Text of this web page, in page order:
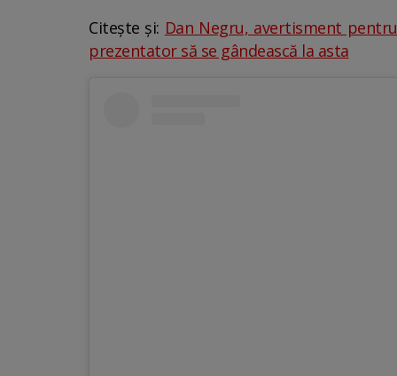
Citește și: Dan Negru, avertisment
prezentator să se gândească la asta